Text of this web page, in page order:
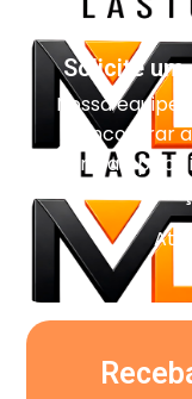
Solicite
Nossa
encontrar
técnicas,